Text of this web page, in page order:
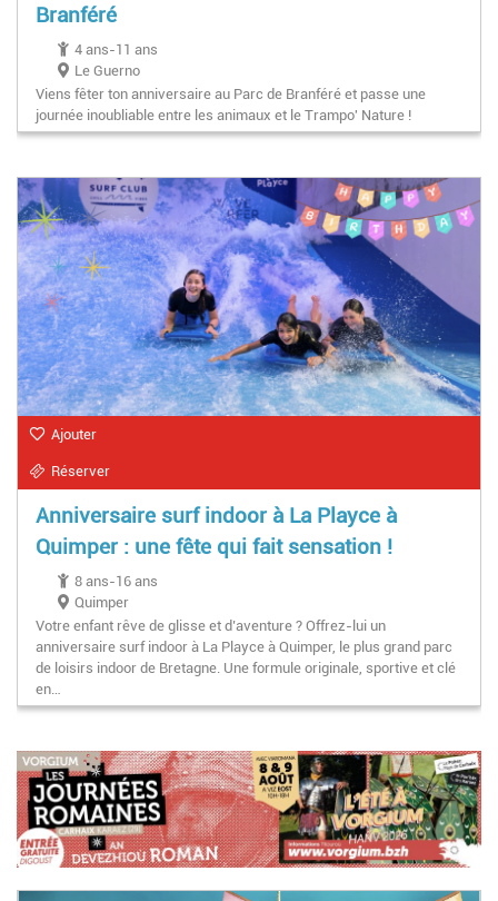
Branféré
4 ans-11 ans
Le Guerno
Viens fêter ton anniversaire au Parc de Branféré et passe une
journée inoubliable entre les animaux et le Trampo' Nature !
Ajouter
Réserver
Anniversaire surf indoor à La Playce à
Quimper : une fête qui fait sensation !
8 ans-16 ans
Quimper
Votre enfant rêve de glisse et d’aventure ? Offrez-lui un
anniversaire surf indoor à La Playce à Quimper, le plus grand parc
de loisirs indoor de Bretagne. Une formule originale, sportive et clé
en…